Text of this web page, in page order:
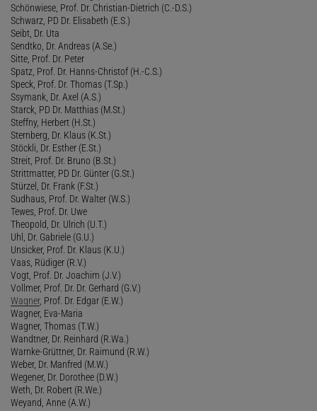
Schönwiese, Prof. Dr. Christian-Dietrich (C.-D.S.)
Schwarz, PD Dr. Elisabeth (E.S.)
Seibt, Dr. Uta
Sendtko, Dr. Andreas (A.Se.)
Sitte, Prof. Dr. Peter
Spatz, Prof. Dr. Hanns-Christof (H.-C.S.)
Speck, Prof. Dr. Thomas (T.Sp.)
Ssymank, Dr. Axel (A.S.)
Starck, PD Dr. Matthias (M.St.)
Steffny, Herbert (H.St.)
Sternberg, Dr. Klaus (K.St.)
Stöckli, Dr. Esther (E.St.)
Streit, Prof. Dr. Bruno (B.St.)
Strittmatter, PD Dr. Günter (G.St.)
Stürzel, Dr. Frank (F.St.)
Sudhaus, Prof. Dr. Walter (W.S.)
Tewes, Prof. Dr. Uwe
Theopold, Dr. Ulrich (U.T.)
Uhl, Dr. Gabriele (G.U.)
Unsicker, Prof. Dr. Klaus (K.U.)
Vaas, Rüdiger (R.V.)
Vogt, Prof. Dr. Joachim (J.V.)
Vollmer, Prof. Dr. Dr. Gerhard (G.V.)
Wagner, Prof. Dr. Edgar (E.W.)
Wagner, Eva-Maria
Wagner, Thomas (T.W.)
Wandtner, Dr. Reinhard (R.Wa.)
Warnke-Grüttner, Dr. Raimund (R.W.)
Weber, Dr. Manfred (M.W.)
Wegener, Dr. Dorothee (D.W.)
Weth, Dr. Robert (R.We.)
Weyand, Anne (A.W.)